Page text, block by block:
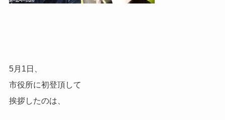
5月1日、
市役所に初登頂して
挨拶したのは、